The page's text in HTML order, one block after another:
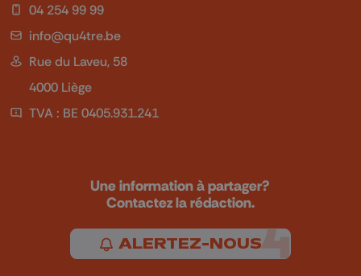
04 254 99 99
info@qu4tre.be
Rue du Laveu, 58
4000 Liège
TVA : BE 0405.931.241
Une information à partager?
Contactez la rédaction.
ALERTEZ-NOUS